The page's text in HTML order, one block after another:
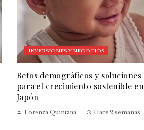
INVERSIONES Y NEGOCIOS
Retos demográficos y soluciones
para el crecimiento sostenible en
Japón
Lorenza Quintana Hace 2 semanas